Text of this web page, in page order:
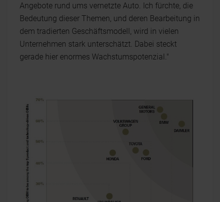
Angebote rund ums vernetzte Auto. Ich fürchte, die
Bedeutung dieser Themen, und deren Bearbeitung in
dem tradierten Geschäftsmodell, wird in vielen
Unternehmen stark unterschätzt. Dabei steckt
gerade hier enormes Wachstumspotenzial."